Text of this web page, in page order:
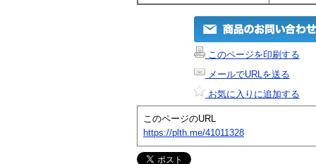
このページを印刷する
メールでURLを送る
お気に入りに追加する
このページのURL
https://plth.me/41011328